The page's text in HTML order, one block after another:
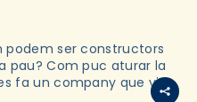
podem ser constructors
pau? Com puc aturar la
fa un company que viu…